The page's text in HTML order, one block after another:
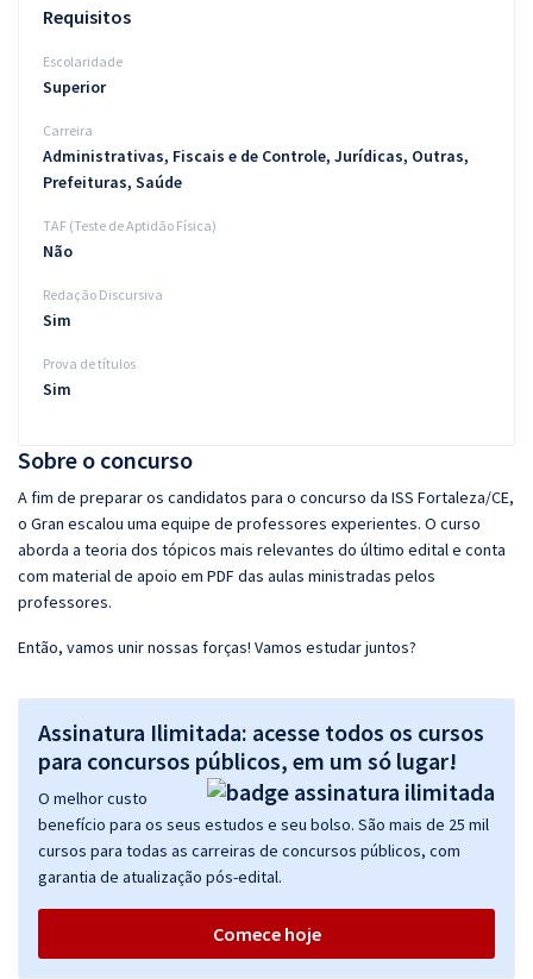
Sobre o concurso
A fim de preparar os candidatos para o concurso da ISS Fortaleza/CE,
o Gran escalou uma equipe de professores experientes. O curso
aborda a teoria dos tópicos mais relevantes do último edital e conta
com material de apoio em PDF das aulas ministradas pelos
professores.
Então, vamos unir nossas forças! Vamos estudar juntos?
Assinatura Ilimitada: acesse todos os cursos
para concursos públicos, em um só lugar!
O melhor custo
benefício para os seus estudos e seu bolso. São mais de 25 mil
cursos para todas as carreiras de concursos públicos, com
garantia de atualização pós-edital.
Comece hoje
Requisitos
Escolaridade
Superior
Carreira
Administrativas, Fiscais e de Controle, Jurídicas, Outras,
Prefeituras, Saúde
TAF (Teste de Aptidão Física)
Não
Redação Discursiva
Sim
Prova de títulos
Sim